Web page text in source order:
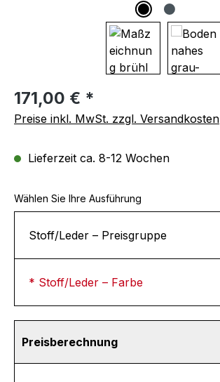
Regulärer Preis:
171,00 € *
Preise inkl. MwSt. zzgl. Versandkosten
Lieferzeit ca. 8-12 Wochen
Wählen Sie Ihre Ausführung
Stoff/Leder – Preisgruppe
* Stoff/Leder – Farbe
Preisberechnung